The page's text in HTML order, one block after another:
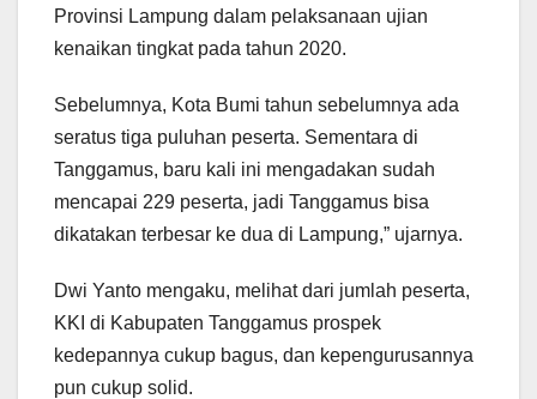
Provinsi Lampung dalam pelaksanaan ujian
kenaikan tingkat pada tahun 2020.
Sebelumnya, Kota Bumi tahun sebelumnya ada
seratus tiga puluhan peserta. Sementara di
Tanggamus, baru kali ini mengadakan sudah
mencapai 229 peserta, jadi Tanggamus bisa
dikatakan terbesar ke dua di Lampung,” ujarnya.
Dwi Yanto mengaku, melihat dari jumlah peserta,
KKI di Kabupaten Tanggamus prospek
kedepannya cukup bagus, dan kepengurusannya
pun cukup solid.